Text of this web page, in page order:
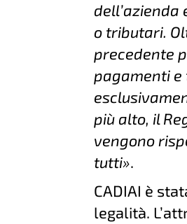
o tributari.
precedente
pagamenti
più alto, il
vengono
tutti».
CADIAI è
legalità.